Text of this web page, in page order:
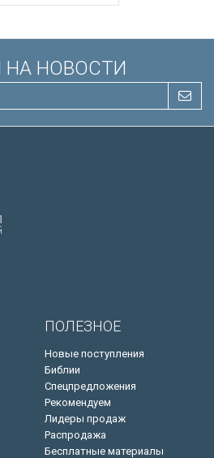
НА НОВОСТИ
ПОЛЕЗНОЕ
Новые поступления
Библии
Спецпредложения
Рекомендуем
Лидеры продаж
Распродажа
Бесплатные материалы